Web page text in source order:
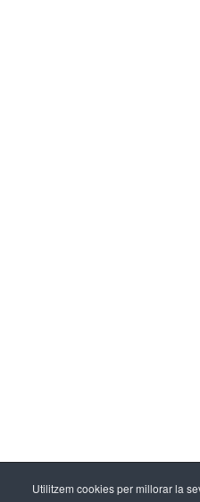
Utilitzem cookies per millorar la